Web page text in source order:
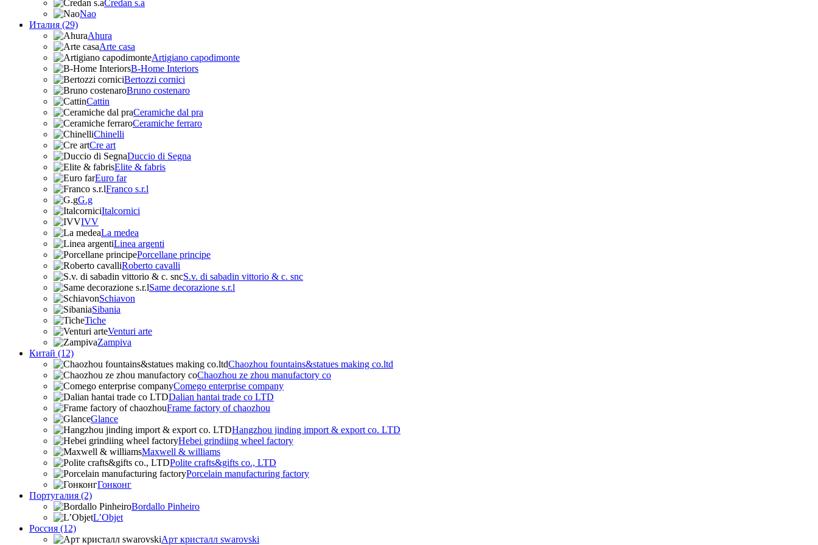
Credan s.a
Nao
Италия (29)
Ahura
Arte casa
Artigiano capodimonte
B-Home Interiors
Bertozzi cornici
Bruno costenaro
Cattin
Ceramiche dal pra
Ceramiche ferraro
Chinelli
Cre art
Duccio di Segna
Elite & fabris
Euro far
Franco s.r.l
G.g
Italcornici
IVV
La medea
Linea argenti
Porcellane principe
Roberto cavalli
S.v. di sabadin vittorio & c. snc
Same decorazione s.r.l
Schiavon
Sibania
Tiche
Venturi arte
Zampiva
Китай (12)
Chaozhou fountains&statues making co.ltd
Chaozhou ze zhou manufactory co
Comego enterprise company
Dalian hantai trade co LTD
Frame factory of chaozhou
Glance
Hangzhou jinding import & export co. LTD
Hebei grindiing wheel factory
Maxwell & williams
Polite crafts&gifts co., LTD
Porcelain manufacturing factory
Гонконг
Португалия (2)
Bordallo Pinheiro
L’Objet
Россия (12)
Арт кристалл swarovski